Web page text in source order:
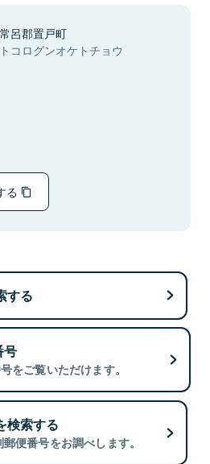
常呂郡置戸町
トコログンオケトチョウ
る
する
号
をご覧いただけます。
検索する
便番号をお調べします。